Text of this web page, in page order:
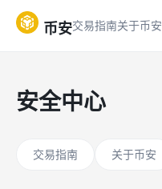
币安交易指南关于币安
安全中心
交易指南 关于币安